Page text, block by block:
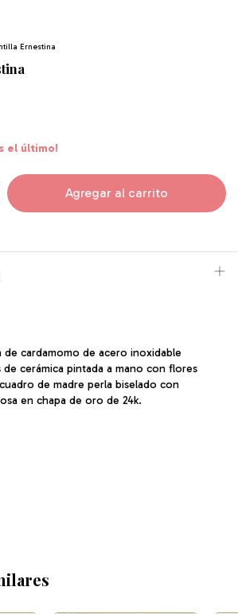
Ernestina
el último!
de cardamomo de acero inoxidable
cerámica pintada a mano con flores
de madre perla biselado con
en chapa de oro de 24k.